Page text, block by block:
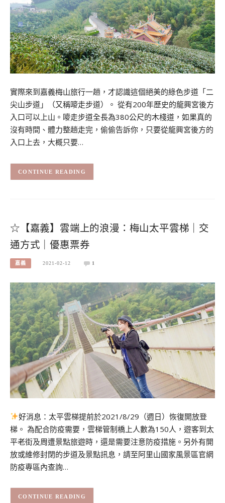
實際來到嘉義梅山旅行一趟，才認識這個絕美的綠色步道「二
尖山步道」（又稱嘜走步道）。 從有200年歷史的龍興宮後方
入口可以上山。嘜走步道全長為380公尺的木棧道，如果真的
沒有時間、體力整趟走完，偷偷告訴你，只要從龍興宮後方的
入口上去，大概只要…
CONTINUE READING
☆【嘉義】雲端上的浪漫：梅山太平雲梯｜交
通方式｜優惠票券
嘉義 2021-02-12 1
好消息：太平雲梯提前於2021/8/29（週日）恢復開放登
梯。 為配合防疫需要，雲梯管制橋上人數為150人，遊客到太
平老街及周遭景點旅遊時，還是需要注意防疫措施。另外有開
放或維修封閉的步道及景點訊息，請至阿里山國家風景區官網
防疫專區內查詢…
CONTINUE READING